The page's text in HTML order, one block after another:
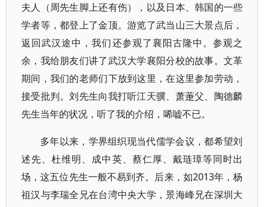
夫人（周先生脚上还有伤），以及日本、韩国的一些
学者等，都登上了金顶。游览了武当山三大景点后，
返回武汉途中，我们还参观了襄阳古隆中。参观之
余，我给朋友们讲了武汉大学襄阳分校的故事。文革
期间，我们的老师们下放到这里，在这里参加劳动，
接受批判。刘先生向我打听江天骥、萧萐父、陶德麟
先生当年的状况，听了我的介绍，唏嘘不已。
多年以来，学界组织现当代儒学会议，都希望刘
述先、杜维明、成中英、蔡仁厚、戴琏璋等同时出
场，这五位先生一般不易到齐。后来，如2013年，杨
祖汉与李瑞全兄在台湾中央大学，景海峰兄在深圳大